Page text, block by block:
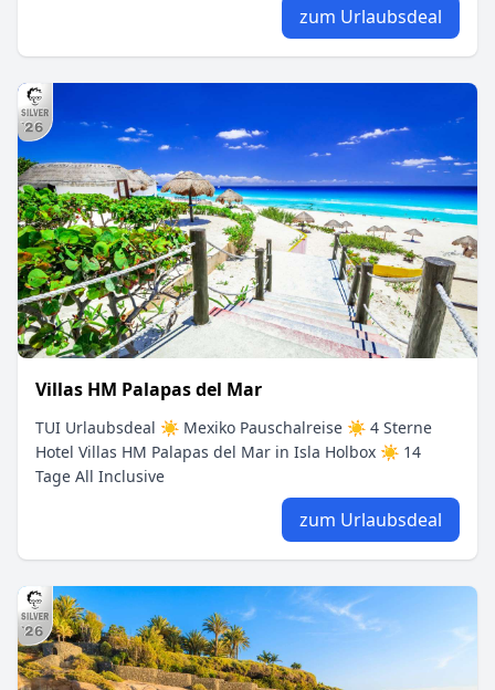
zum Urlaubsdeal
Villas HM Palapas del Mar
TUI Urlaubsdeal ☀ Mexiko Pauschalreise ☀ 4 Sterne
Hotel Villas HM Palapas del Mar in Isla Holbox ☀ 14
Tage All Inclusive
zum Urlaubsdeal